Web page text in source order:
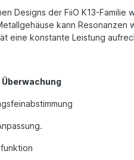
Designs der FiiO K13-
kann
eine konstante Leistung